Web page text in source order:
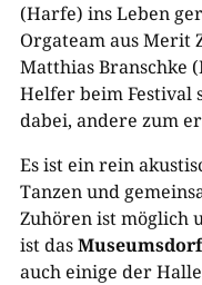
(Harfe) ins Leben
Orgateam aus Merit
Matthias Branschke
Helfer beim Festival
dabei, andere zum
Es ist ein rein
Tanzen und
Zuhören ist möglich
ist das
auch einige der